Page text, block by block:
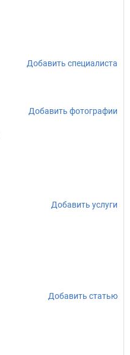
Добавить специалиста
Добавить фотографии
Добавить услуги
Добавить статью